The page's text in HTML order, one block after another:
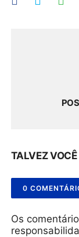
TALVEZ VOCÊ
0
Os